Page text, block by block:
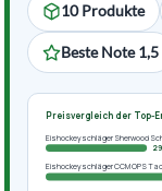
10 Produkte
Beste Note 1,5
Preisvergleich der Top-
Eishockeyschläger Sherwood
Eishockeyschläger CCM OPS